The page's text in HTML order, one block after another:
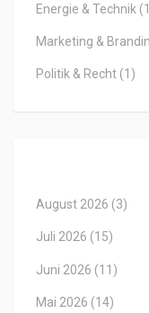
Energie & Technik
Marketing &
Politik & Recht (1)
August 2026 (3)
Juli 2026 (15)
Juni 2026 (11)
Mai 2026 (14)